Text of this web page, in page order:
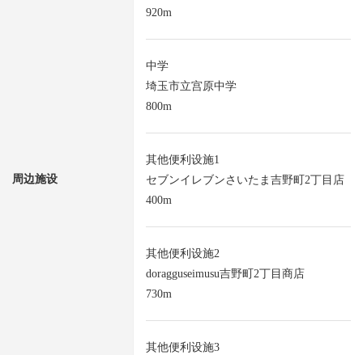
周边施设
920m
中学
埼玉市立宫原中学
800m
其他便利设施1
セブンイレブンさいたま吉野町2丁目店
400m
其他便利设施2
doragguseimusu吉野町2丁目商店
730m
其他便利设施3